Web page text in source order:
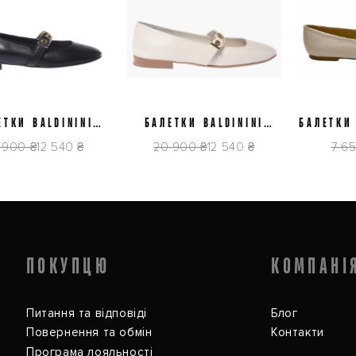
39 39,5 40
BALDININI
₴12 540 ₴
3738
БАЛЕТКИ BALDININI
20 900 ₴12 540 ₴
БАЛЕТКИ
7 650
ПОКУПЦЮ
Питання та відповіді
Повернення та обмін
Програма лояльності
КОМПАНІЯ
Блог
Контакти